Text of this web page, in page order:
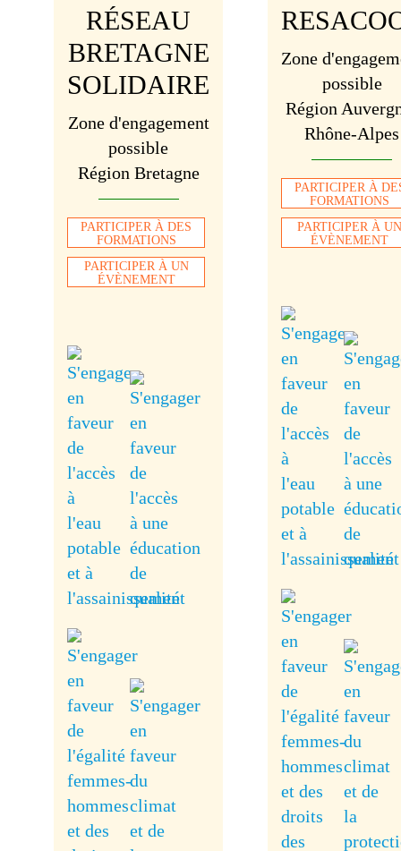
RÉSEAU
BRETAGNE
SOLIDAIRE
Zone d'engagement
possible
Région Bretagne
PARTICIPER À DES
FORMATIONS
PARTICIPER À UN
ÉVÈNEMENT
Zone
possible
Région
Rhône-Alpes
PARTICIPER À
FORMATIONS
PARTICIPER À UN
ÉVÈNEMENT